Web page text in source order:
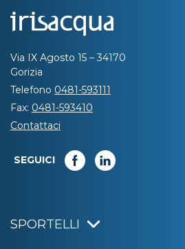
Via IX Agosto 15 – 34170
Gorizia
Telefono 0481-593111
Fax: 0481-593410
Contattaci
SEGUICI
SPORTELLI